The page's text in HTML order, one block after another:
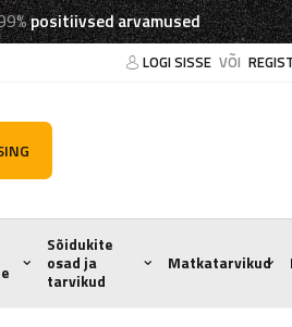
positiivsed arvamused
LOGI SISSE VÕI
Sõidukite
osad ja
tarvikud
Matkatarvikud